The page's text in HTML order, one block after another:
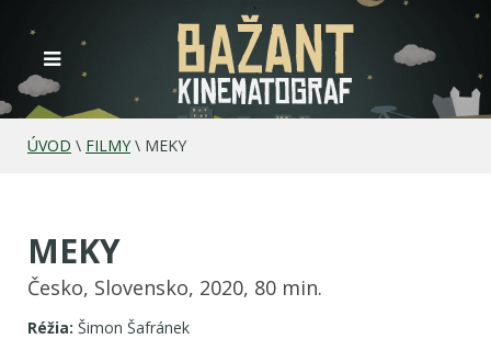
ÚVOD \ FILMY \ MEKY
MEKY
Česko, Slovensko, 2020, 80 min.
Réžia: Šimon Šafránek